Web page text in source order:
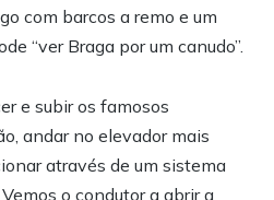
com barcos a remo e um
“ver Braga por um canudo”.
e subir os famosos
andar no elevador mais
através de um sistema
o condutor a abrir a